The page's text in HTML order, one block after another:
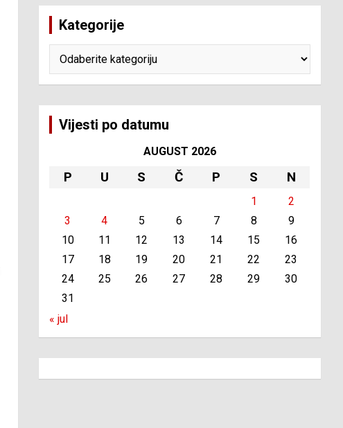
Kategorije
Vijesti po datumu
AUGUST 2026
P U S Č P S N
1
2
3
4 5 6 7 8
9
10
11 12 13 14 15
16
17
18 19 20 21 22
23
24
25 26 27 28 29
30
31
« jul